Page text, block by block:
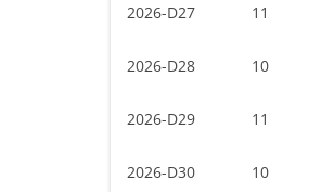
2026-D27 11
2026-D28 10
2026-D29 11
2026-D30 10